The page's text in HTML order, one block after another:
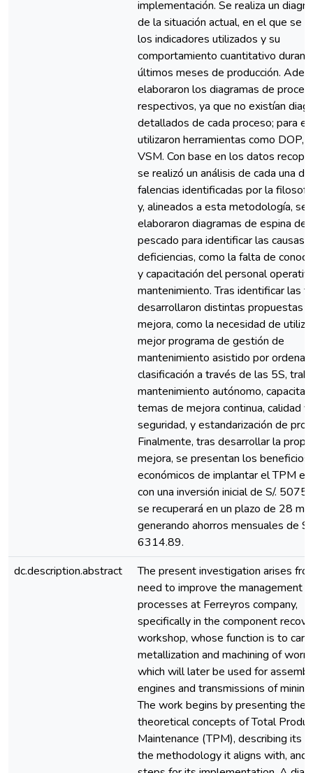
implementación. Se realiza un
de la situación actual, en el que se
los indicadores utilizados y su
comportamiento cuantitativo
últimos meses de producción.
elaboraron los diagramas de
respectivos, ya que no existían
detallados de cada proceso; para
utilizaron herramientas como DOP,
VSM. Con base en los datos
se realizó un análisis de cada una
falencias identificadas por la
y, alineados a esta metodología, se
elaboraron diagramas de espina de
pescado para identificar las causas
deficiencias, como la falta de
y capacitación del personal
mantenimiento. Tras identificar las
desarrollaron distintas propuestas
mejora, como la necesidad de
mejor programa de gestión de
mantenimiento asistido por
clasificación a través de las 5S,
mantenimiento autónomo,
temas de mejora continua, calidad y
seguridad, y estandarización de
Finalmente, tras desarrollar la
mejora, se presentan los beneficios
económicos de implantar el TPM
con una inversión inicial de S/.
se recuperará en un plazo de 28
generando ahorros mensuales de S/.
6314.89.
dc.description.abstract
The present investigation arises
need to improve the management
processes at Ferreyros company,
specifically in the component
workshop, whose function is to
metallization and machining of worn
which will later be used for
engines and transmissions of
The work begins by presenting the
theoretical concepts of Total
Maintenance (TPM), describing its
the methodology it aligns with, and